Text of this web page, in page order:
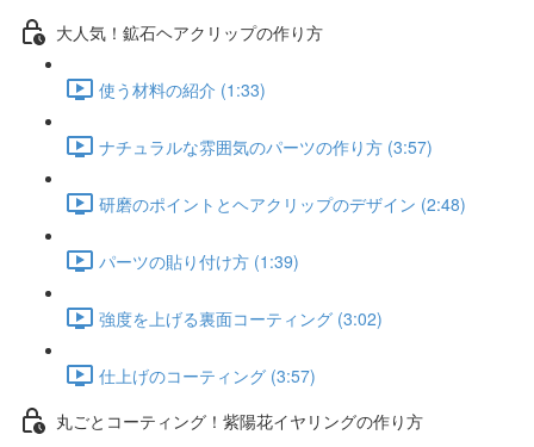
大人気！鉱石ヘアクリップの作り方
使う材料の紹介 (1:33)
ナチュラルな雰囲気のパーツの作り方 (3:57)
研磨のポイントとヘアクリップのデザイン (2:48)
パーツの貼り付け方 (1:39)
強度を上げる裏面コーティング (3:02)
仕上げのコーティング (3:57)
丸ごとコーティング！紫陽花イヤリングの作り方